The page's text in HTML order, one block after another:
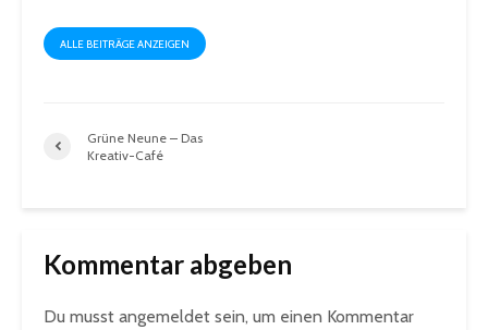
ALLE BEITRÄGE ANZEIGEN
Grüne Neune – Das
Kreativ-Café
Kommentar abgeben
Du musst angemeldet sein, um einen Kommentar